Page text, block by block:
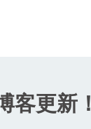
客更新！